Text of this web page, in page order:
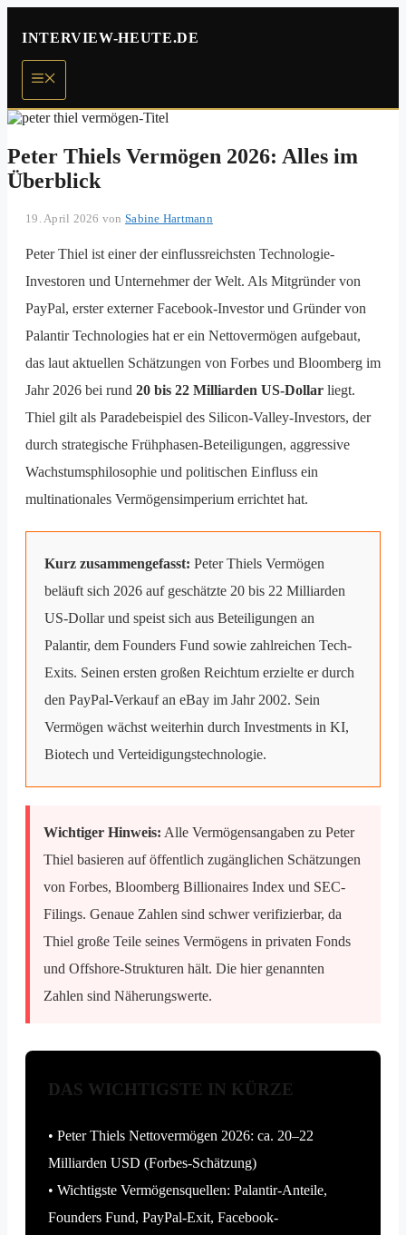
Inhalt
springen
INTERVIEW-HEUTE.DE
Menü
Peter Thiels Vermögen 2026: Alles im
Überblick
19. April 2026 vonSabine Hartmann
Peter Thiel ist einer der einflussreichsten Technologie-
Investoren und Unternehmer der Welt. Als Mitgründer von
PayPal, erster externer Facebook-Investor und Gründer von
Palantir Technologies hat er ein Nettovermögen aufgebaut,
das laut aktuellen Schätzungen von Forbes und Bloomberg im
Jahr 2026 bei rund 20 bis 22 Milliarden US-Dollar liegt.
Thiel gilt als Paradebeispiel des Silicon-Valley-Investors, der
durch strategische Frühphasen-Beteiligungen, aggressive
Wachstumsphilosophie und politischen Einfluss ein
multinationales Vermögensimperium errichtet hat.
Kurz zusammengefasst: Peter Thiels Vermögen
beläuft sich 2026 auf geschätzte 20 bis 22 Milliarden
US-Dollar und speist sich aus Beteiligungen an
Palantir, dem Founders Fund sowie zahlreichen Tech-
Exits. Seinen ersten großen Reichtum erzielte er durch
den PayPal-Verkauf an eBay im Jahr 2002. Sein
Vermögen wächst weiterhin durch Investments in KI,
Biotech und Verteidigungstechnologie.
Wichtiger Hinweis: Alle Vermögensangaben zu Peter
Thiel basieren auf öffentlich zugänglichen Schätzungen
von Forbes, Bloomberg Billionaires Index und SEC-
Filings. Genaue Zahlen sind schwer verifizierbar, da
Thiel große Teile seines Vermögens in privaten Fonds
und Offshore-Strukturen hält. Die hier genannten
Zahlen sind Näherungswerte.
DAS WICHTIGSTE IN KÜRZE
• Peter Thiels Nettovermögen 2026: ca. 20–22
Milliarden USD (Forbes-Schätzung)
• Wichtigste Vermögensquellen: Palantir-Anteile,
Founders Fund, PayPal-Exit, Facebook-